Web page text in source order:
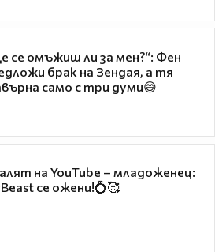
се омъжиш ли за мен?“: Фен
брак на Зендая, а тя
само с три думи😅
на YouTube – младоженец:
се ожени!💍🥰